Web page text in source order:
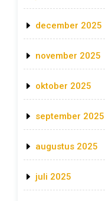
december 2025
november 2025
oktober 2025
september 2025
augustus 2025
juli 2025